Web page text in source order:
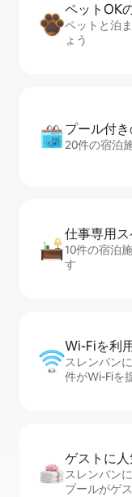
ペットOK
ペットと泊
ょう
プール付
20件の宿泊
仕事専用
10件の宿泊
す
Wi-Fiを利⁠
スレンバン
件がWi-Fiを
ゲストに
スレンバン
プールがゲ